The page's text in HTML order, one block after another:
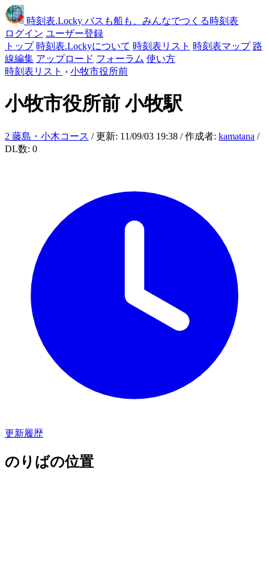
時刻表.Locky バスも船も、みんなでつくる時刻表
ログイン ユーザー登録
トップ 時刻表.Lockyについて 時刻表リスト 時刻表マップ 路
線編集 アップロード フォーラム 使い方
時刻表リスト › 小牧市役所前
小牧市役所前 小牧駅
2 藤島・小木コース / 更新: 11/09/03 19:38 / 作成者: kamatana /
DL数: 0
更新履歴
のりばの位置